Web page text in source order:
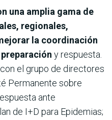
una amplia gama de
regionales,
la coordinación
y respuesta.
el grupo de directores
Permanente sobre
ante
de I+D para Epidemias;